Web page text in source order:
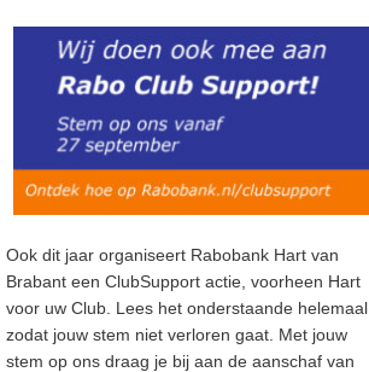
Ook dit jaar organiseert Rabobank Hart van
Brabant een ClubSupport actie, voorheen Hart
voor uw Club. Lees het onderstaande helemaal
zodat jouw stem niet verloren gaat. Met jouw
stem op ons draag je bij aan de aanschaf van